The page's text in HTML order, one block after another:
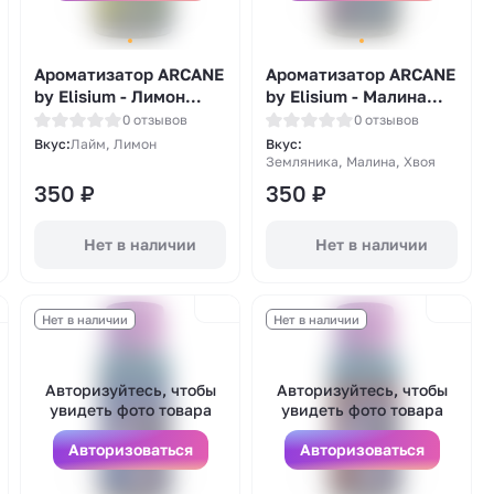
Ароматизатор ARCANE
by Elisium - Лимон
Лайм 14мл0 отзывов
Вкус:Лайм, Лимон
350₽
Нет в наличии
Ароматизатор ARCANE
by Elisium - Малина
земляника ель 14мл
0 отзывов
Вкус:
Земляника, Малина, Хвоя
350₽
Нет в наличии
Нет в наличии
Авторизуйтесь, чтобы
увидеть фото товара
Авторизоваться
Нет в наличии
Авторизуйтесь, чтобы
увидеть фото товара
Авторизоваться